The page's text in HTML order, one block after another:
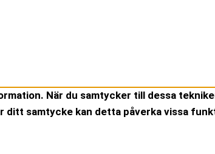
När du samtycker till dessa
ditt samtycke kan detta påverka vissa